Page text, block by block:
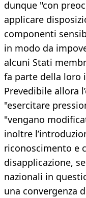
dunque "con
applicare
componenti
in modo da
alcuni Stati
fa parte della loro
Prevedibile allora
"esercitare
"vengano
inoltre
riconoscimento e
disapplicazione,
nazionali in
una convergenza